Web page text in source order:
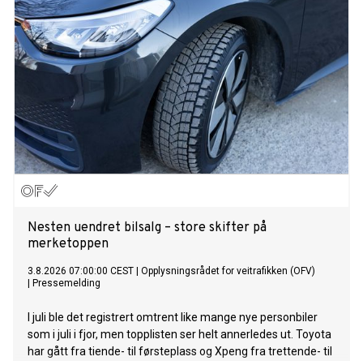
Nesten uendret bilsalg – store skifter på
merketoppen
3.8.2026 07:00:00 CEST
Opplysningsrådet for veitrafikken (OFV)
Pressemelding
I juli ble det registrert omtrent like mange nye personbiler
som i juli i fjor, men topplisten ser helt annerledes ut. Toyota
har gått fra tiende- til førsteplass og Xpeng fra trettende- til